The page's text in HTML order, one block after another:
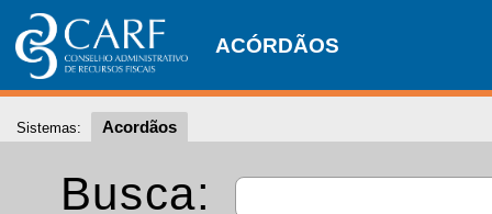
ACÓRDÃOS
Sistemas: Acordãos
Busca: